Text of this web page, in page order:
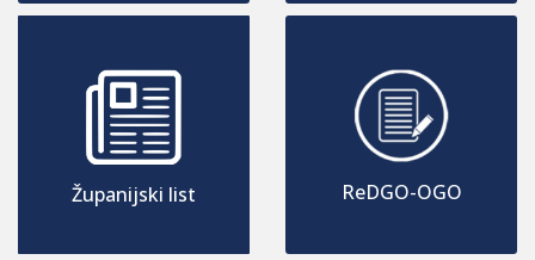
Županijski list ReDGO-OGO